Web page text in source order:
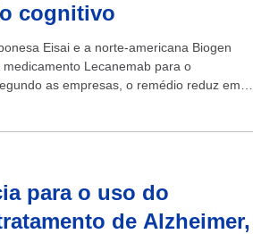
cognitivo
Eisai e a norte-americana Biogen
Lecanemab para o
as empresas, o remédio reduz em
para o uso do
de Alzheimer,